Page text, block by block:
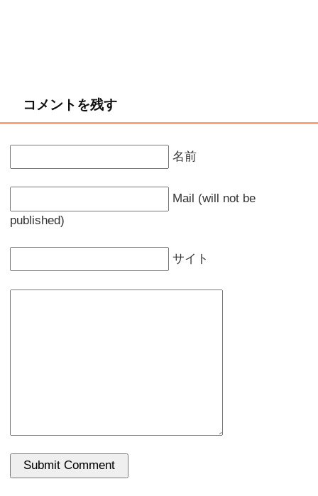
コメントを残す
名前
Mail (will not be
published)
サイト